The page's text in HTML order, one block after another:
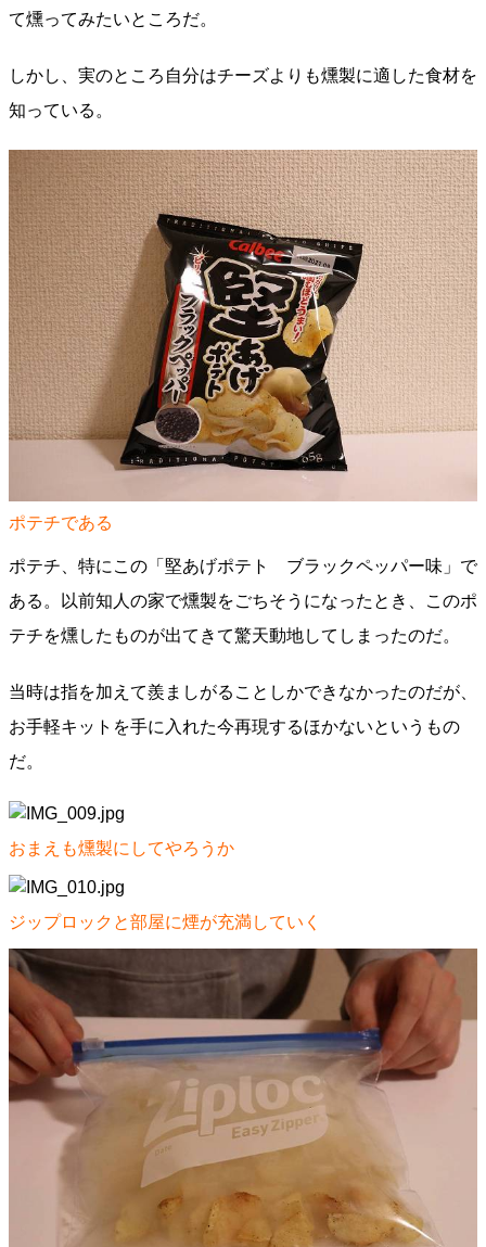
て燻ってみたいところだ。
しかし、実のところ自分はチーズよりも燻製に適した食材を
知っている。
ポテチである
ポテチ、特にこの「堅あげポテト ブラックペッパー味」で
ある。以前知人の家で燻製をごちそうになったとき、このポ
テチを燻したものが出てきて驚天動地してしまったのだ。
当時は指を加えて羨ましがることしかできなかったのだが、
お手軽キットを手に入れた今再現するほかないというもの
だ。
おまえも燻製にしてやろうか
ジップロックと部屋に煙が充満していく